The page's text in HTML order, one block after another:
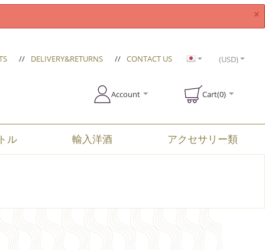
×
// DELIVERY&RETURNS // CONTACT US (USD)
Account Cart(0)
ル 輸入洋酒 アクセサリー類